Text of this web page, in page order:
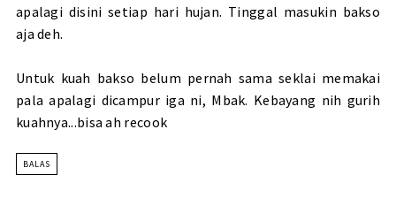
apalagi disini setiap hari hujan. Tinggal masukin bakso
aja deh.
Untuk kuah bakso belum pernah sama seklai memakai
pala apalagi dicampur iga ni, Mbak. Kebayang nih gurih
kuahnya...bisa ah recook
BALAS